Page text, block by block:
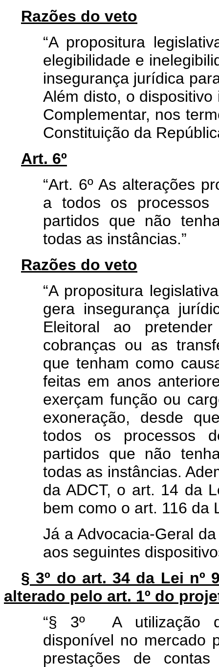
Razões do veto
“A propositura
elegibilidade e
insegurança jurídica
Além disto, o
Complementar, nos
Constituição da
Art. 6º
“Art. 6º As alterações
a todos os
partidos que não
todas as instâncias.”
Razões do veto
“A propositura
gera insegurança
Eleitoral ao
cobranças ou as
que tenham como
feitas em anos
exerçam função ou
exoneração, desde
todos os processos
partidos que não
todas as instâncias.
da ADCT, o art. 14 da
bem como o art. 116 da
Já a Advocacia-Geral
aos seguintes
§ 3º do art. 34 da Lei nº
alterado pelo art. 1º do
“§ 3º A utilização
disponível no mercado
prestações de